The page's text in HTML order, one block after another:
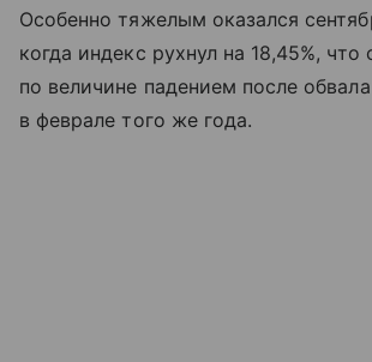
Особенно тяжелым оказался
когда индекс рухнул на 18,45%,
по величине падением после
в феврале того же года.